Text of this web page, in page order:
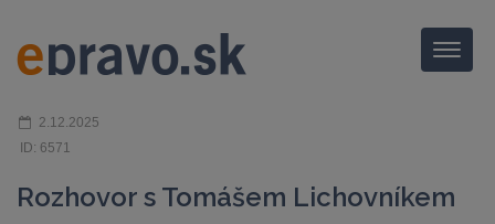
Menu
2.12.2025
ID: 6571
Rozhovor s Tomášem Lichovníkem